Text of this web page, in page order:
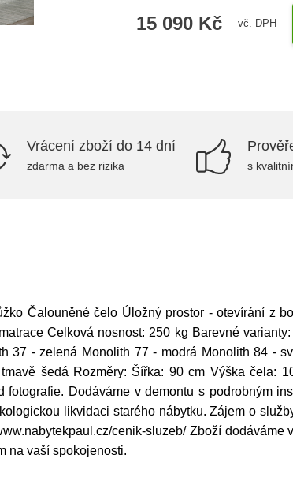
15 090 Kč vč. DPH
Vrácení zboží do 14 dní
zdarma a bez rizika s
Čalouněné čelo Úložný prostor - otevírání z
Celková nosnost: 250 kg Barevné
37 - zelená Monolith 77 - modrá Monolith 84 -
šedá Rozměry: Šířka: 90 cm Výška čela:
Dodáváme v demontu s podrobným
likvidaci starého nábytku. Zájem o
cenik-sluzeb/ Zboží
na vaší spokojenosti.